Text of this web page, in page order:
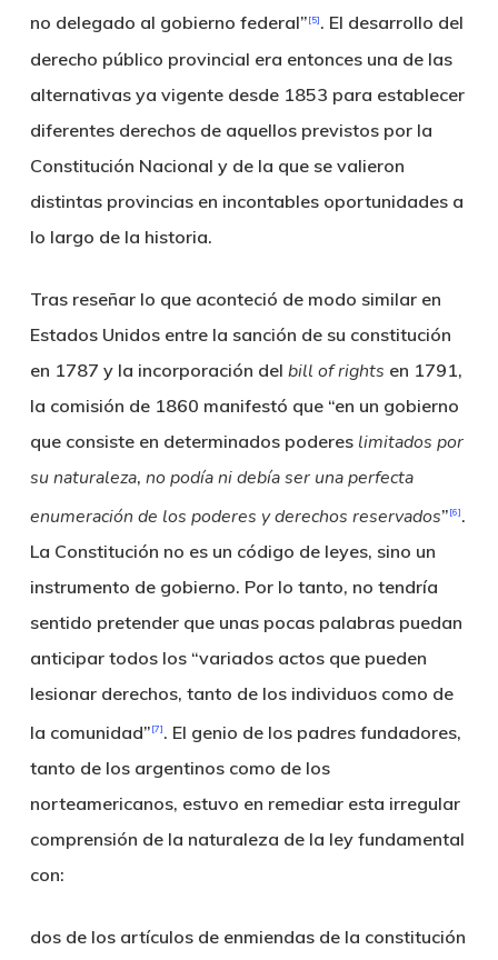
no delegado al gobierno federal” [5] . El desarrollo del
derecho público provincial era entonces una de las
alternativas ya vigente desde 1853 para establecer
diferentes derechos de aquellos previstos por la
Constitución Nacional y de la que se valieron
distintas provincias en incontables oportunidades a
lo largo de la historia.
Tras reseñar lo que aconteció de modo similar en
Estados Unidos entre la sanción de su constitución
en 1787 y la incorporación del bill of rights en 1791,
la comisión de 1860 manifestó que “en un gobierno
que consiste en determinados poderes limitados por
su naturaleza, no podía ni debía ser una perfecta
enumeración de los poderes y derechos reservados” [6] .
La Constitución no es un código de leyes, sino un
instrumento de gobierno. Por lo tanto, no tendría
sentido pretender que unas pocas palabras puedan
anticipar todos los “variados actos que pueden
lesionar derechos, tanto de los individuos como de
la comunidad” [7] . El genio de los padres fundadores,
tanto de los argentinos como de los
norteamericanos, estuvo en remediar esta irregular
comprensión de la naturaleza de la ley fundamental
con:
dos de los artículos de enmiendas de la constitución